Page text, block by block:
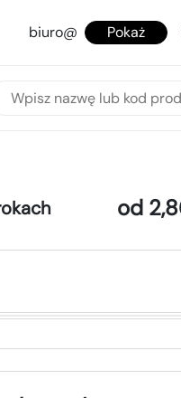
biuro@ Pokaż
od